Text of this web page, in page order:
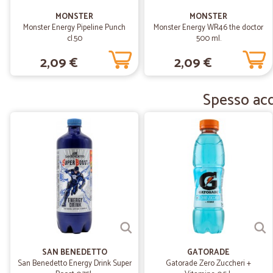
MONSTER
Monster Energy Pipeline Punch
cl.50
2,09 €
MONSTER
Monster Energy WR46 the doctor
500 ml.
2,09 €
Spesso
SAN BENEDETTO
San Benedetto Energy Drink Super
GATORADE
Gatorade Zero Zuccheri +